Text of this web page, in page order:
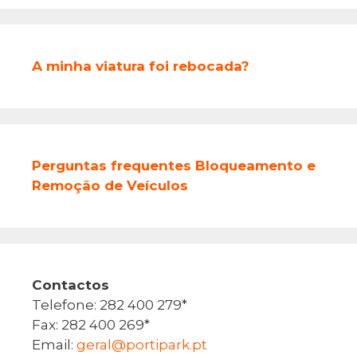
A minha viatura foi rebocada?
Perguntas frequentes Bloqueamento e
Remoção de Veículos
Contactos
Telefone: 282 400 279*
Fax: 282 400 269*
Email: geral@portipark.pt